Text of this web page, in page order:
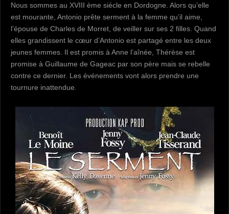
Nous sommes au XVIII ème siècle en Dordogne. Alors qu’elle
est mourante, Antonio prête serment à la femme qu’il aime,
l’épouse de Charles de Morret, de veiller sur ses 2 filles. Quand
elles grandissent le cœur d’Antonio est partagé entre les deux
jeunes femmes. Il est promis à Anne l’aînée, Thérèse est
promise à Guillaume de Gageac par son père mais se rebelle
contre ce dernier. Les événements vont alors prendre une
tournure inattendue.